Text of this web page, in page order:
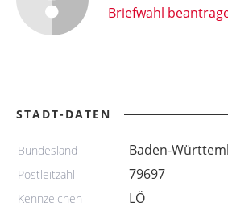
Briefwahl
STADT-DATEN
Bundesland Baden-
Postleitzahl 79697
Kennzeichen LÖ